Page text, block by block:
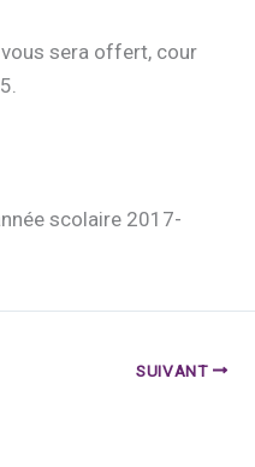
sera offert, cour
scolaire 2017-
SUIVANT